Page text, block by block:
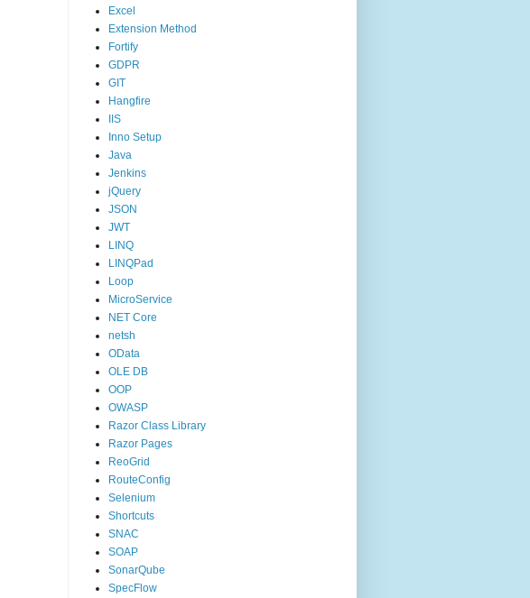
Excel
Extension Method
Fortify
GDPR
GIT
Hangfire
IIS
Inno Setup
Java
Jenkins
jQuery
JSON
JWT
LINQ
LINQPad
Loop
MicroService
NET Core
netsh
OData
OLE DB
OOP
OWASP
Razor Class Library
Razor Pages
ReoGrid
RouteConfig
Selenium
Shortcuts
SNAC
SOAP
SonarQube
SpecFlow